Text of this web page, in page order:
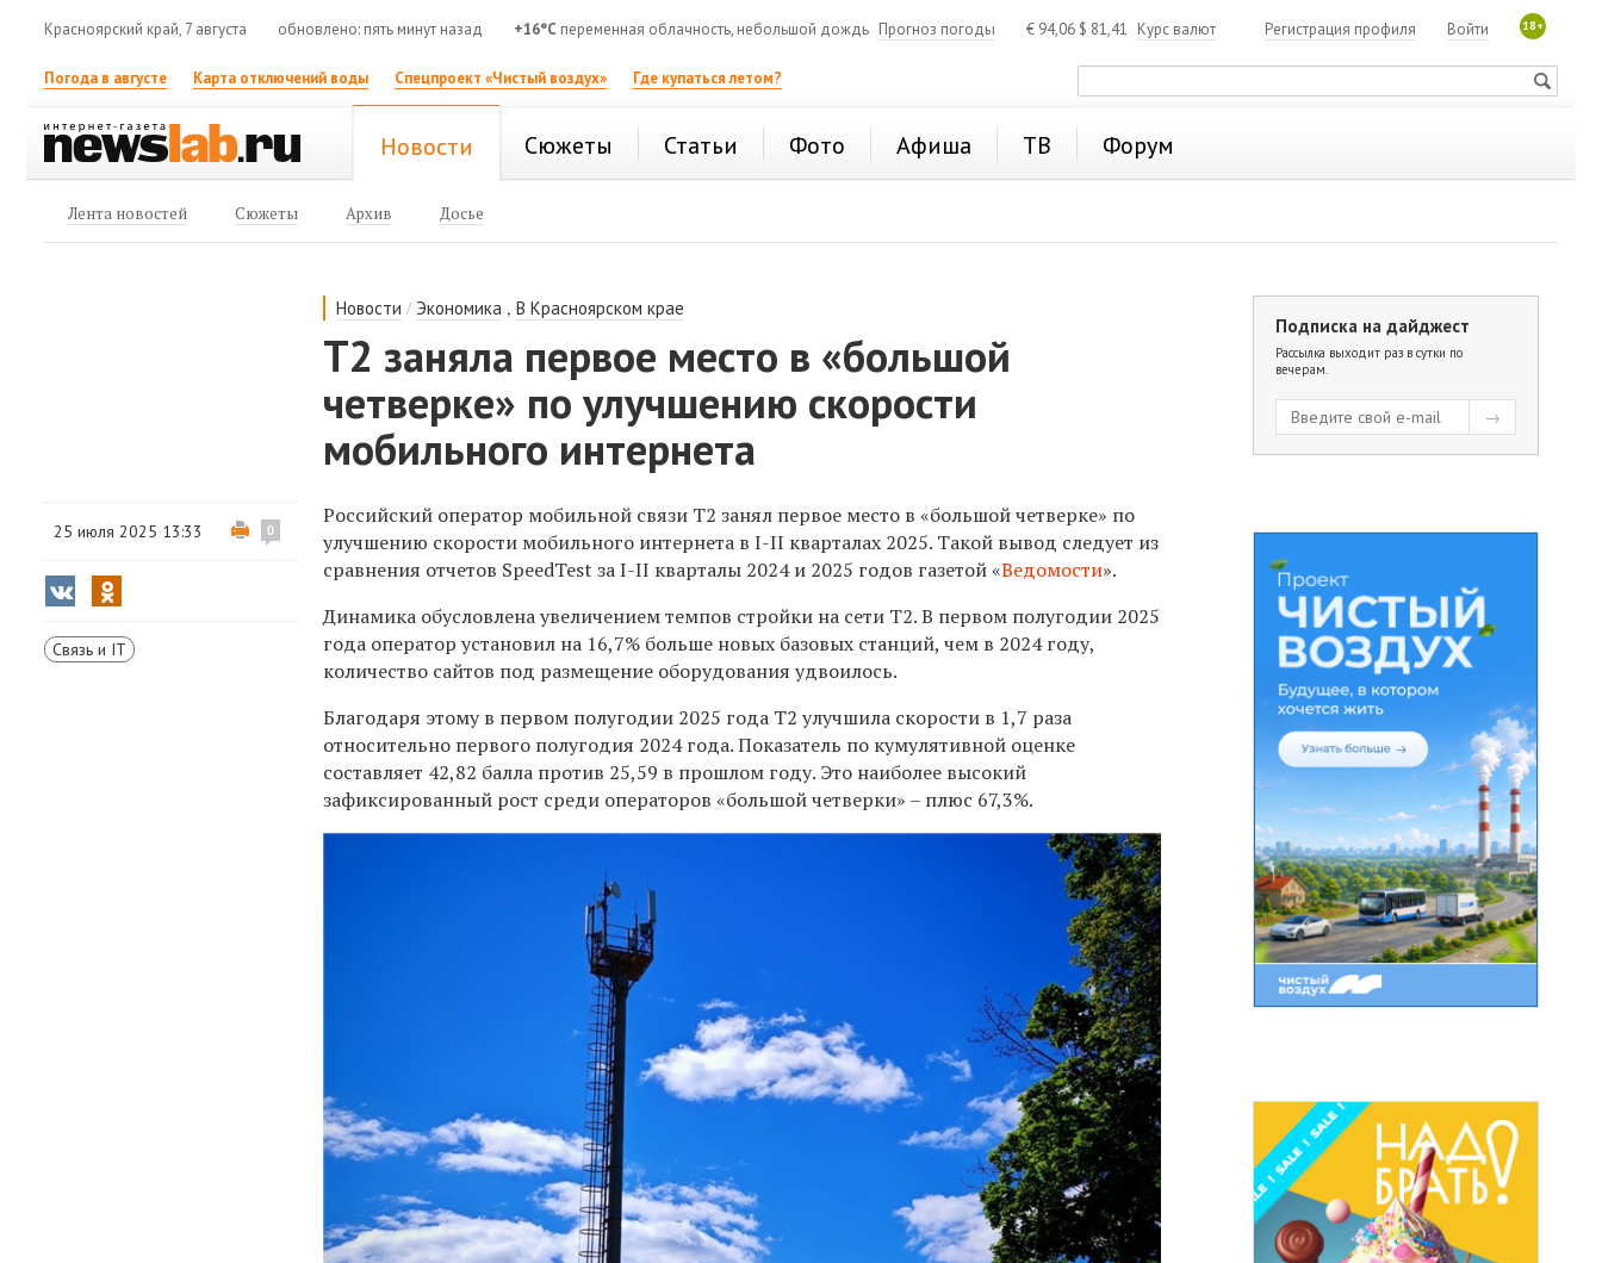
Красноярский край, 7 августа обновлено: пять минут назад +16°C переменная облачность, небольшой дождь Прогноз погоды € 94,06 $ 81,41 Курс валют 18+
Войти
Регистрация профиля
Погода в августе Карта отключений воды Спецпроект «Чистый воздух» Где купаться летом?
Новости Сюжеты Статьи Фото Афиша ТВ Форум
Лента новостей Сюжеты Архив Досье
Новости / Экономика ,В Красноярском крае
Т2 заняла первое место в «большой
четверке» по улучшению скорости
мобильного интернета
25 июля 2025 13:33 0
Связь и IT
Российский оператор мобильной связи Т2 занял первое место в «большой четверке» по
улучшению скорости мобильного интернета в I-II кварталах 2025. Такой вывод следует из
сравнения отчетов SpeedTest за I-II кварталы 2024 и 2025 годов газетой «Ведомости».
Динамика обусловлена увеличением темпов стройки на сети Т2. В первом полугодии 2025
года оператор установил на 16,7% больше новых базовых станций, чем в 2024 году,
количество сайтов под размещение оборудования удвоилось.
Благодаря этому в первом полугодии 2025 года Т2 улучшила скорости в 1,7 раза
относительно первого полугодия 2024 года. Показатель по кумулятивной оценке
составляет 42,82 балла против 25,59 в прошлом году. Это наиболее высокий
зафиксированный рост среди операторов «большой четверки» – плюс 67,3%.
Подписка на дайджест
Рассылка выходит раз в сутки по
вечерам.